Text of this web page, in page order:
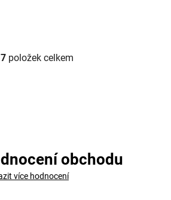
O
í
p
r
7 položek celkem
obchodu
více hodnocení